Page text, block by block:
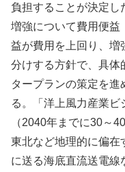
負担することが決定
増強について費用便益
益が費用を上回り、増
分けする方針で、具体
タープランの策定を
る。「洋上風力産業
（2040年までに30～
東北など地理的に偏在
に送る海底直流送電